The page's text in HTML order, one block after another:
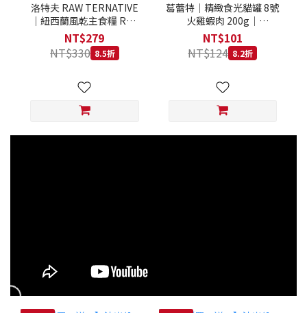
洛特夫 RAW TERNATIVE
｜紐西蘭風乾主食糧 RT3
羊肉 142g｜風乾主食糧 羊
肉 全齡犬 狗飼料
NT$279
NT$330 8.5折
葛蕾特｜精緻食光貓罐 8號
火雞蝦肉 200g｜
GranataPet 200克 主食罐
無穀罐 無膠罐 主食貓罐 德
罐
NT$101
NT$124 8.2折